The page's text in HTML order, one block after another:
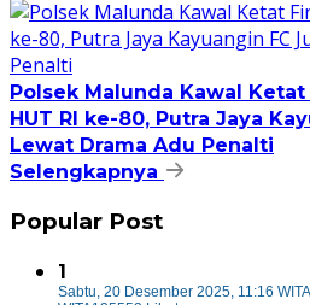
Polsek Malunda Kawal Ketat
HUT RI ke-80, Putra Jaya
Lewat Drama Adu Penalti
Selengkapnya
Popular Post
1
Sabtu, 20 Desember 2025, 11:16 WITA